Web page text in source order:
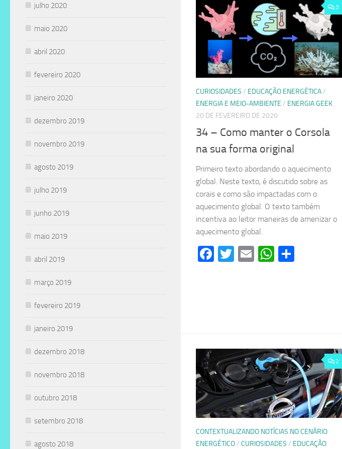
3
CURIOSIDADES / EDUCAÇÃO ENERGÉTICA/
ENERGIA E MEIO-AMBIENTE / ENERGIA GEEK
20 DE FEVEREIRO DE 2020
34 – Como manter o Corsola
na sua forma original
Primeiro texto abordando o aquecimento
global. Neste texto, é discutido sobre as
corais e como são impactadas com o
aquecimento global. O texto também
incentiva ao leitor maneiras de amenizar o
aquecimento global.
Facebook
Twitter
EmailWhatsApp
2
CONTEXTUALIZANDO NOTÍCIAS NO CENÁRIO
ENERGÉTICO/ CURIOSIDADES / EDUCAÇÃO
julho 2020
maio 2020
abril 2020
fevereiro 2020
janeiro 2020
dezembro 2019
novembro 2019
agosto 2019
julho 2019
junho 2019
maio 2019
abril 2019
março 2019
fevereiro 2019
janeiro 2019
dezembro 2018
novembro 2018
outubro 2018
setembro 2018
agosto 2018